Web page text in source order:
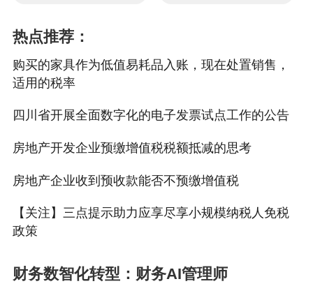
答：不需要。《财政部 税务总局关于对增值税小规模
纳税人免征增值税的公告》（2022年第15号）规定，自202
2年4月1日至2022年12月31日，小规模纳税人适用3%征收
率的应税销售收入，免征增值税。
根据相关规定，您作为自然人，按照小规模纳税人纳
的征收率，可以享受免征增值税政策，可到税务机关代开
（四）我公司是一家小型劳务派遣公司，属于增值税
小规模纳税人，此前我公司选择了5%差额缴纳增值
政策吗？
热点推荐：
购买的家具作为低值易耗品入账，现在处置销售，
适用的税率
四川省开展全面数字化的电子发票试点工作的公告
房地产开发企业预缴增值税税额抵减的思考
房地产企业收到预收款能否不预缴增值税
【关注】三点提示助力应享尽享小规模纳税人免税
政策
财务数智化转型：财务AI管理师